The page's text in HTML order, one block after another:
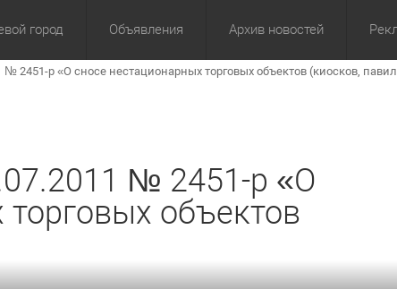
Культура Политика Спорт ЖКХ
город Объявления Архив новостей
За сутки За 3 дня
2451-р «О сносе нестационарных торговых объектов (киосков,
№ 2451-р «О
объектов